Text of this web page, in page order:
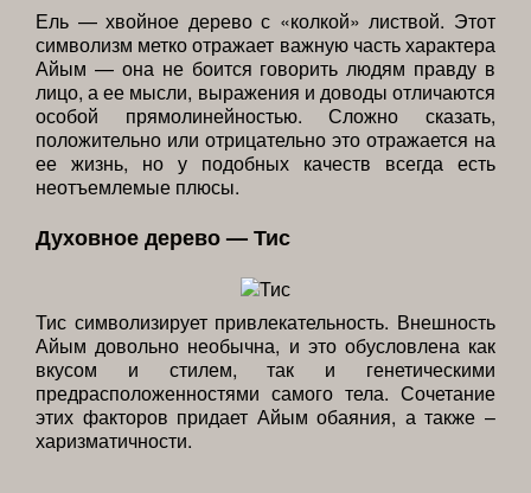
Ель — хвойное дерево с «колкой» листвой. Этот
символизм метко отражает важную часть характера
Айым — она не боится говорить людям правду в
лицо, а ее мысли, выражения и доводы отличаются
особой прямолинейностью. Сложно сказать,
положительно или отрицательно это отражается на
ее жизнь, но у подобных качеств всегда есть
неотъемлемые плюсы.
Духовное дерево — Тис
Тис символизирует привлекательность. Внешность
Айым довольно необычна, и это обусловлена как
вкусом и стилем, так и генетическими
предрасположенностями самого тела. Сочетание
этих факторов придает Айым обаяния, а также –
харизматичности.